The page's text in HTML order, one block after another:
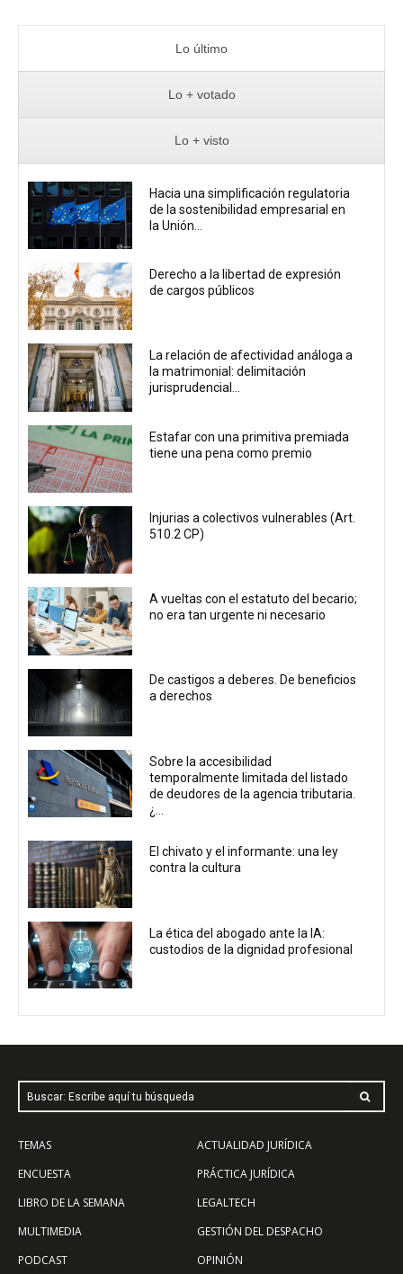
Lo último
Lo + votado
Lo + visto
Hacia una simplificación regulatoria
de la sostenibilidad empresarial en
la Unión...
Derecho a la libertad de expresión
de cargos públicos
La relación de afectividad análoga a
la matrimonial: delimitación
jurisprudencial...
Estafar con una primitiva premiada
tiene una pena como premio
Injurias a colectivos vulnerables (Art.
510.2 CP)
A vueltas con el estatuto del becario;
no era tan urgente ni necesario
De castigos a deberes. De beneficios
a derechos
Sobre la accesibilidad
temporalmente limitada del listado
de deudores de la agencia tributaria.
¿...
El chivato y el informante: una ley
contra la cultura
La ética del abogado ante la IA:
custodios de la dignidad profesional
Buscar: Escribe aquí tu búsqueda
TEMAS
ENCUESTA
LIBRO DE LA SEMANA
MULTIMEDIA
PODCAST
ACTUALIDAD JURÍDICA
PRÁCTICA JURÍDICA
LEGALTECH
GESTIÓN DEL DESPACHO
OPINIÓN